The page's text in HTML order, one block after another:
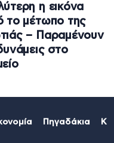
η εικόνα
το μέτωπο της
– Παραμένουν
στο
Πηγαδάκια